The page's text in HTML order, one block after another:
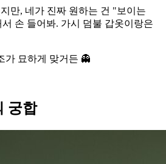
만, 네가 진짜 원하는 건 "보이는
손 들어봐. 가시 덤불 갑옷이랑은
가 묘하게 맞거든 👻
궁합